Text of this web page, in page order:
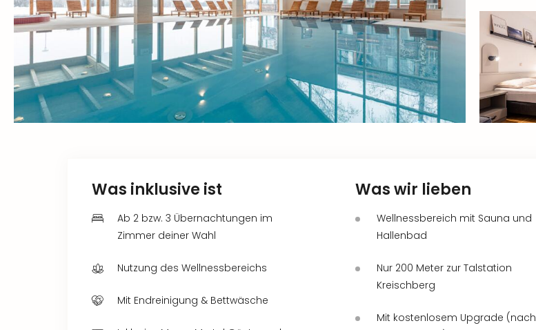
Was inklusive ist
Ab 2 bzw. 3 Übernachtungen im
Zimmer deiner Wahl
Nutzung des Wellnessbereichs
Mit Endreinigung & Bettwäsche
Was wir lieben
Wellnessbereich mit Sauna und
Hallenbad
Nur 200 Meter zur Talstation
Kreischberg
Mit kostenlosem Upgrade (nach